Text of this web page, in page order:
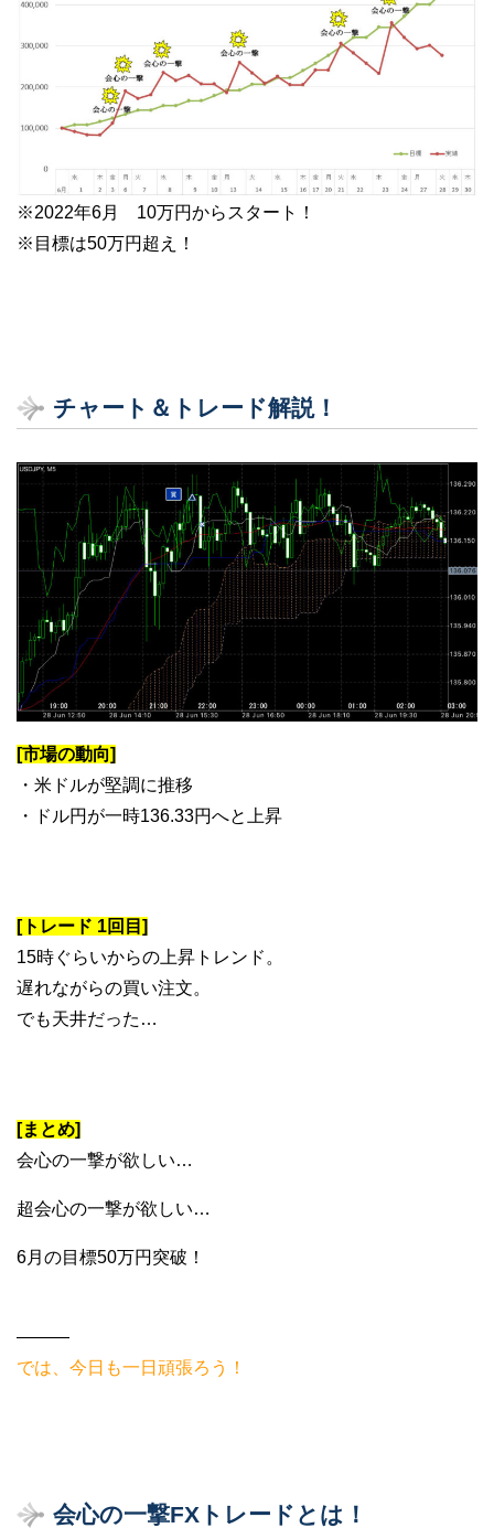
※2022年6月 10万円からスタート！
※目標は50万円超え！
チャート＆トレード解説！
[市場の動向]
・米ドルが堅調に推移
・ドル円が一時136.33円へと上昇
[トレード 1回目]
15時ぐらいからの上昇トレンド。
遅れながらの買い注文。
でも天井だった…
[まとめ]
会心の一撃が欲しい…
超会心の一撃が欲しい…
6月の目標50万円突破！
———
では、今日も一日頑張ろう！
会心の一撃FXトレードとは！